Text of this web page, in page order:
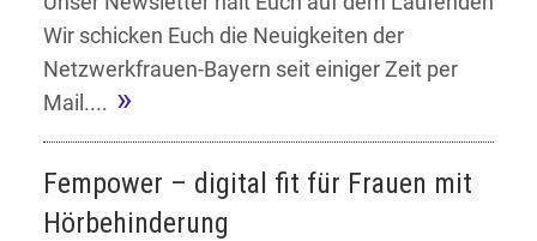
Wir schicken Euch die Neuigkeiten der
Netzwerkfrauen-Bayern seit einiger Zeit per
Mail....
Fempower – digital fit für Frauen mit
Hörbehinderung